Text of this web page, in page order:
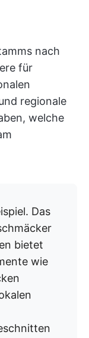
nach
für
regionale
welche
Das
bietet
wie